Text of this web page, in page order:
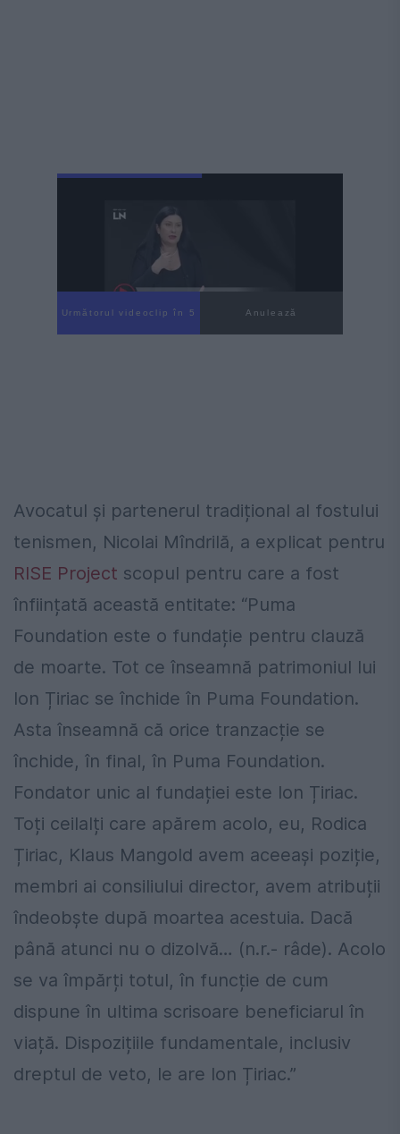
Următorul videoclip în 3 Anulează
Avocatul și partenerul tradițional al fostului
tenismen, Nicolai Mîndrilă, a explicat pentru
RISE Project scopul pentru care a fost
înființată această entitate: “Puma
Foundation este o fundație pentru clauză
de moarte. Tot ce înseamnă patrimoniul lui
Ion Țiriac se închide în Puma Foundation.
Asta înseamnă că orice tranzacție se
închide, în final, în Puma Foundation.
Fondator unic al fundației este Ion Țiriac.
Toți ceilalți care apărem acolo, eu, Rodica
Țiriac, Klaus Mangold avem aceeași poziție,
membri ai consiliului director, avem atribuții
îndeobște după moartea acestuia. Dacă
până atunci nu o dizolvă… (n.r.- râde). Acolo
se va împărți totul, în funcție de cum
dispune în ultima scrisoare beneficiarul în
viață. Dispozițiile fundamentale, inclusiv
dreptul de veto, le are Ion Țiriac.”